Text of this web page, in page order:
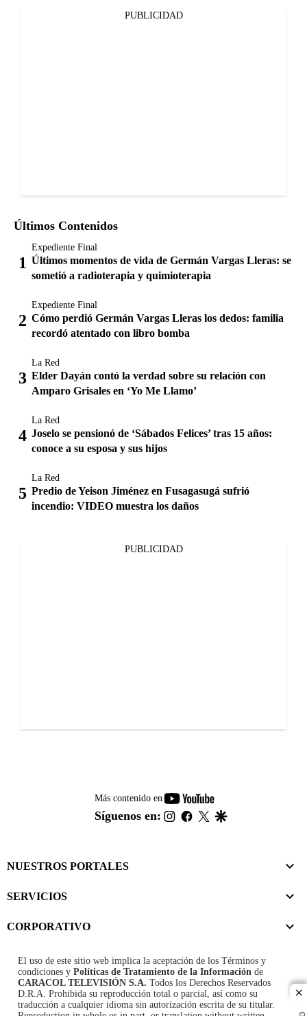
PUBLICIDAD
Últimos Contenidos
Expediente Final
Últimos momentos de vida de Germán Vargas Lleras: se
sometió a radioterapia y quimioterapia
Expediente Final
Cómo perdió Germán Vargas Lleras los dedos: familia
recordó atentado con libro bomba
La Red
Elder Dayán contó la verdad sobre su relación con
Amparo Grisales en ‘Yo Me Llamo’
La Red
Joselo se pensionó de ‘Sábados Felices’ tras 15 años:
conoce a su esposa y sus hijos
La Red
Predio de Yeison Jiménez en Fusagasugá sufrió
incendio: VIDEO muestra los daños
PUBLICIDAD
Más contenido en
youtube-
footer
Síguenos en: instagram
facebook
twitter
NUESTROS PORTALES
SERVICIOS
CORPORATIVO
El uso de este sitio web implica la aceptación de los Términos y
condiciones y Políticas de Tratamiento de la Información de
CARACOL TELEVISIÓN S.A. Todos los Derechos Reservados
D.R.A. Prohibida su reproducción total o parcial, así como su
traducción a cualquier idioma sin autorización escrita de su titular.